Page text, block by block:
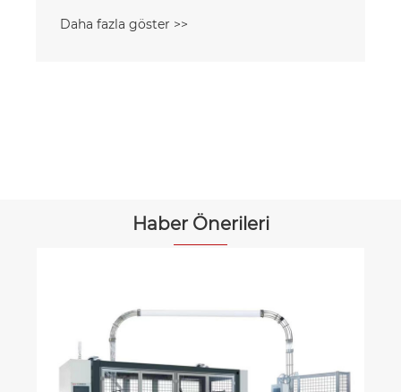
Daha fazla göster >>
Haber Önerileri